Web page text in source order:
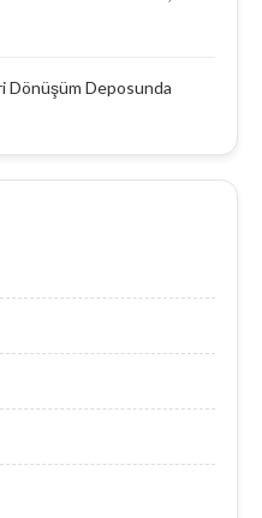
Dönüşüm Deposunda